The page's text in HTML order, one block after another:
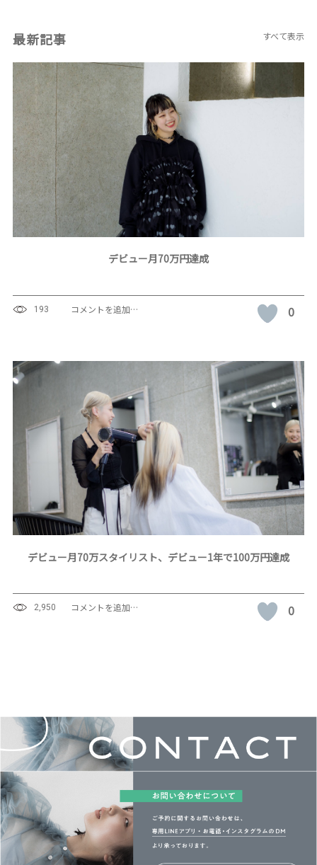
最新記事 すべて表示
デビュー月70万円達成
193 コメントを追加… 0
デビュー月70万スタイリスト、デビュー1年で100万円達成
2,950 コメントを追加… 0